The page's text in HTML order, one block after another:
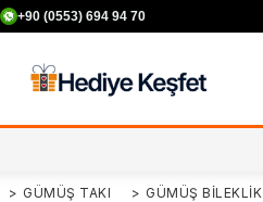
+90 (0553) 694 94 70
> GÜMÜŞ TAKI > GÜMÜŞ BİLEKLİK